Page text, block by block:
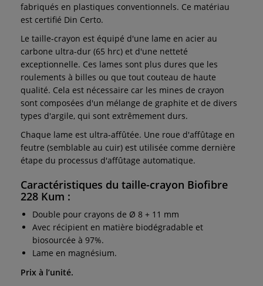
fabriqués en plastiques conventionnels. Ce matériau
est certifié Din Certo.
Le taille-crayon est équipé d'une lame en acier au
carbone ultra-dur (65 hrc) et d'une netteté
exceptionnelle. Ces lames sont plus dures que les
roulements à billes ou que tout couteau de haute
qualité. Cela est nécessaire car les mines de crayon
sont composées d'un mélange de graphite et de divers
types d'argile, qui sont extrêmement durs.
Chaque lame est ultra-affûtée. Une roue d'affûtage en
feutre (semblable au cuir) est utilisée comme dernière
étape du processus d'affûtage automatique.
Caractéristiques du taille-crayon Biofibre
228 Kum :
Double pour crayons de Ø 8 + 11 mm
Avec récipient en matière biodégradable et
biosourcée à 97%.
Lame en magnésium.
Prix à l’unité.